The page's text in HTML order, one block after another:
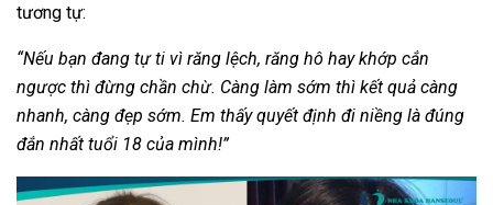
tương tự:
“Nếu bạn đang tự ti vì răng lệch, răng hô hay khớp cắn
ngược thì đừng chần chừ. Càng làm sớm thì kết quả càng
nhanh, càng đẹp sớm. Em thấy quyết định đi niềng là đúng
đắn nhất tuổi 18 của mình!”